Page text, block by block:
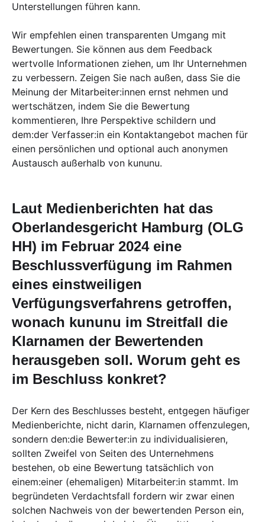
Unterstellungen führen kann.
Wir empfehlen einen transparenten Umgang mit
Bewertungen. Sie können aus dem Feedback
wertvolle Informationen ziehen, um Ihr Unternehmen
zu verbessern. Zeigen Sie nach außen, dass Sie die
Meinung der Mitarbeiter:innen ernst nehmen und
wertschätzen, indem Sie die Bewertung
kommentieren, Ihre Perspektive schildern und
dem:der Verfasser:in ein Kontaktangebot machen für
einen persönlichen und optional auch anonymen
Austausch außerhalb von kununu.
Laut Medienberichten hat das
Oberlandesgericht Hamburg (OLG
HH) im Februar 2024 eine
Beschlussverfügung im Rahmen
eines einstweiligen
Verfügungsverfahrens getroffen,
wonach kununu im Streitfall die
Klarnamen der Bewertenden
herausgeben soll. Worum geht es
im Beschluss konkret?
Der Kern des Beschlusses besteht, entgegen häufiger
Medienberichte, nicht darin, Klarnamen offenzulegen,
sondern den:die Bewerter:in zu individualisieren,
sollten Zweifel von Seiten des Unternehmens
bestehen, ob eine Bewertung tatsächlich von
einem:einer (ehemaligen) Mitarbeiter:in stammt. Im
begründeten Verdachtsfall fordern wir zwar einen
solchen Nachweis von der bewertenden Person ein,